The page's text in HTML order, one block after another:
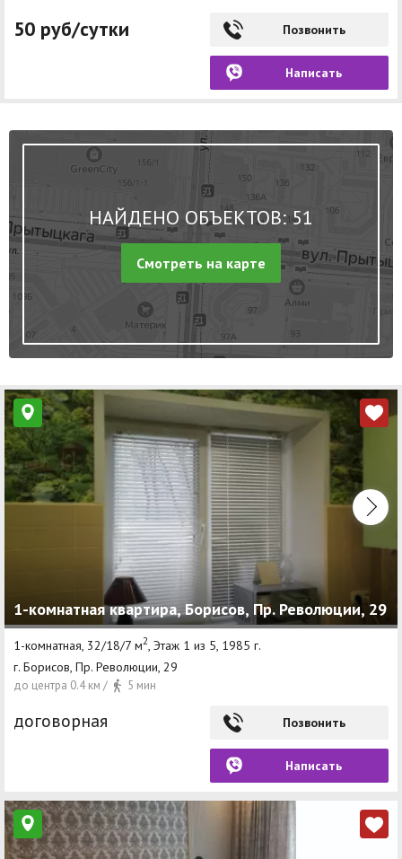
50 руб/сутки Позвонить
Написать
НАЙДЕНО ОБЪЕКТОВ: 51
Смотреть на карте
1-комнатная квартира, Борисов, Пр. Революции, 29
1-комнатная, 32/18/7 м2, Этаж 1 из 5, 1985 г.
г. Борисов, Пр. Революции, 29
до центра 0.4 км / 5 мин
договорная Позвонить
Написать